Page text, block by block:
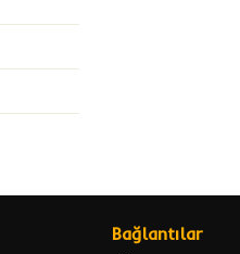
Bağlantılar